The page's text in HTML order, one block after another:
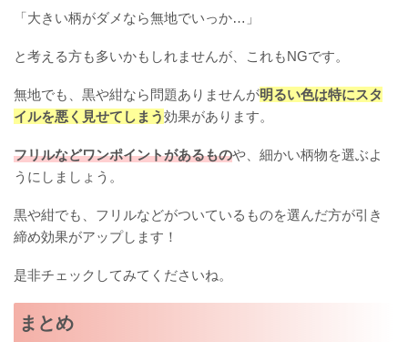
「大きい柄がダメなら無地でいっか…」
と考える方も多いかもしれませんが、これもNGです。
無地でも、黒や紺なら問題ありませんが明るい色は特にスタ
イルを悪く見せてしまう効果があります。
フリルなどワンポイントがあるものや、細かい柄物を選ぶよ
うにしましょう。
黒や紺でも、フリルなどがついているものを選んだ方が引き
締め効果がアップします！
是非チェックしてみてくださいね。
まとめ